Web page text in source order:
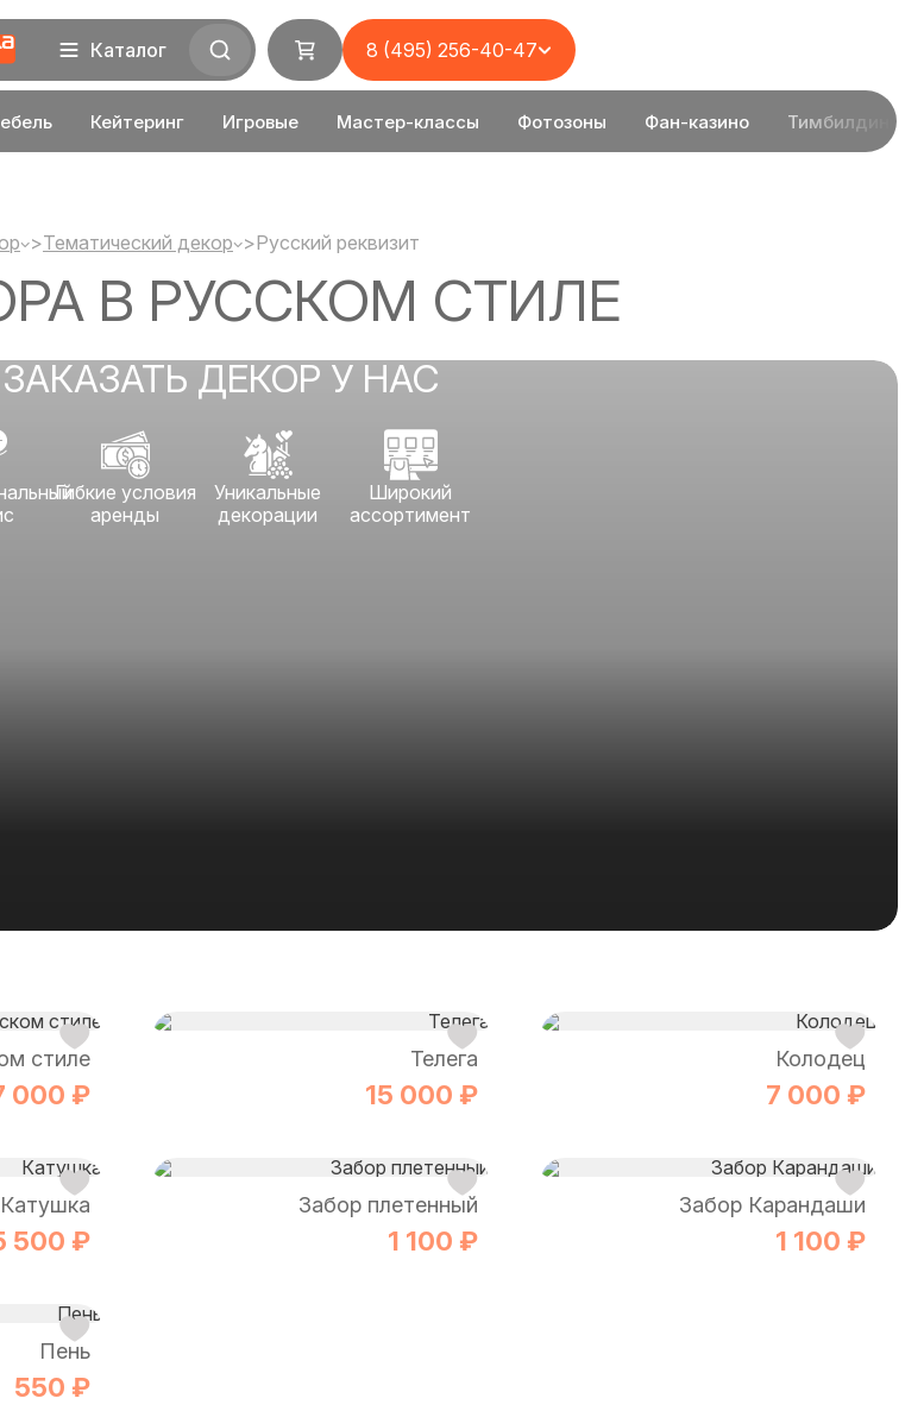
Кейтеринг Игровые Мастер-классы Фотозоны Фан-казино Тимбилдинг
Каталог 8 (495) 256-40-47
>Тематический декор >Русский реквизит
В РУССКОМ СТИЛЕ
ДЕКОР У НАС
Гибкие условия
аренды
Уникальные
декорации
Широкий
ассортимент
стиле
000 ₽
Телега
15 000 ₽
Колодец
7 000 ₽
Катушка
500 ₽
Забор плетенный
1 100 ₽
Забор Карандаши
1 100 ₽
Пень
550 ₽